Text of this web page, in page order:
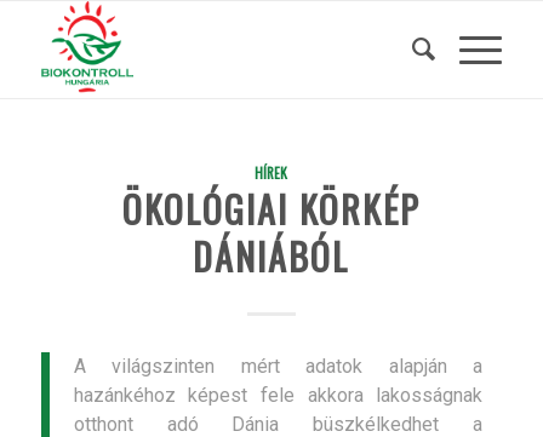
HÍREK
ÖKOLÓGIAI KÖRKÉP
DÁNIÁBÓL
A világszinten mért adatok alapján a
hazánkéhoz képest fele akkora lakosságnak
otthont adó Dánia büszkélkedhet a